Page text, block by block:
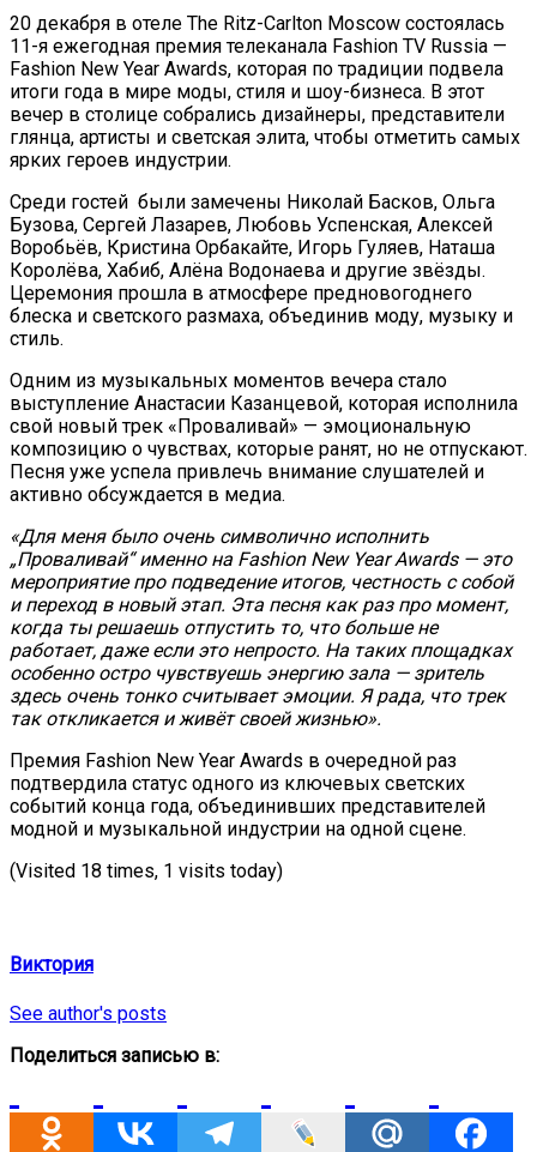
20 декабря в отеле The Ritz-Carlton Moscow состоялась
11-я ежегодная премия телеканала Fashion TV Russia —
Fashion New Year Awards, которая по традиции подвела
итоги года в мире моды, стиля и шоу-бизнеса. В этот
вечер в столице собрались дизайнеры, представители
глянца, артисты и светская элита, чтобы отметить самых
ярких героев индустрии.
Среди гостей были замечены Николай Басков, Ольга
Бузова, Сергей Лазарев, Любовь Успенская, Алексей
Воробьёв, Кристина Орбакайте, Игорь Гуляев, Наташа
Королёва, Хабиб, Алёна Водонаева и другие звёзды.
Церемония прошла в атмосфере предновогоднего
блеска и светского размаха, объединив моду, музыку и
стиль.
Одним из музыкальных моментов вечера стало
выступление Анастасии Казанцевой, которая исполнила
свой новый трек «Проваливай» — эмоциональную
композицию о чувствах, которые ранят, но не отпускают.
Песня уже успела привлечь внимание слушателей и
активно обсуждается в медиа.
«Для меня было очень символично исполнить
„Проваливай“ именно на Fashion New Year Awards — это
мероприятие про подведение итогов, честность с собой
и переход в новый этап. Эта песня как раз про момент,
когда ты решаешь отпустить то, что больше не
работает, даже если это непросто. На таких площадках
особенно остро чувствуешь энергию зала — зритель
здесь очень тонко считывает эмоции. Я рада, что трек
так откликается и живёт своей жизнью».
Премия Fashion New Year Awards в очередной раз
подтвердила статус одного из ключевых светских
событий конца года, объединивших представителей
модной и музыкальной индустрии на одной сцене.
(Visited 18 times, 1 visits today)
Виктория
See author's posts
Поделиться записью в: